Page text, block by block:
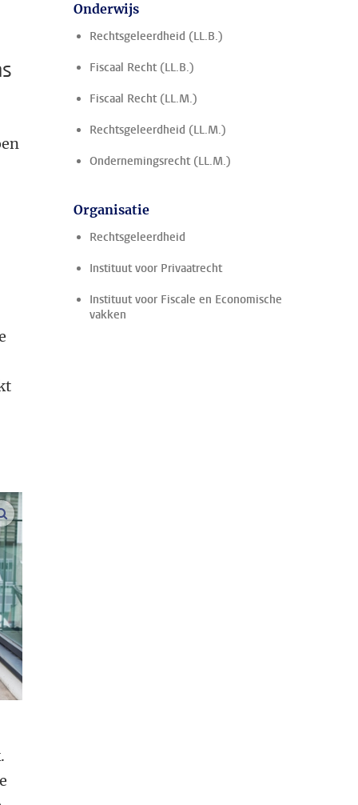
vergroot afbeeldingen
Onderwijs
Rechtsgeleerdheid (LL.B.)
Fiscaal Recht (LL.B.)
Fiscaal Recht (LL.M.)
Rechtsgeleerdheid (LL.M.)
Ondernemingsrecht (LL.M.)
Organisatie
Rechtsgeleerdheid
Instituut voor Privaatrecht
Instituut voor Fiscale en Economische
vakken